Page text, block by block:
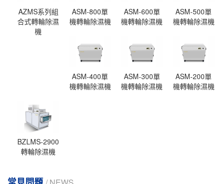
AZMS系列組
合式轉輪除濕
機
ASM-800單
機轉輪除濕機
ASM-600單
機轉輪除濕機
ASM-500單
機轉輪除濕機
ASM-400單
機轉輪除濕機
ASM-300單
機轉輪除濕機
ASM-200單
機轉輪除濕機
BZLMS-2900
轉輪除濕機